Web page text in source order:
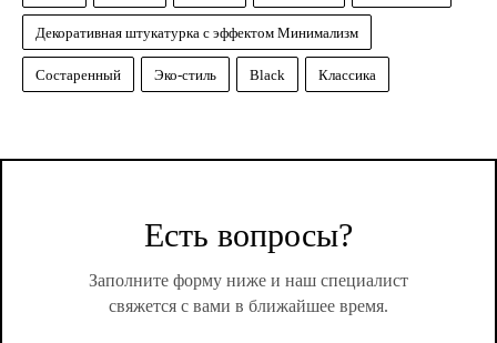
Декоративная штукатурка с эффектом Минимализм
Состаренный Эко-стиль Black Классика
Есть вопросы?
Заполните форму ниже и наш специалист
свяжется с вами в ближайшее время.